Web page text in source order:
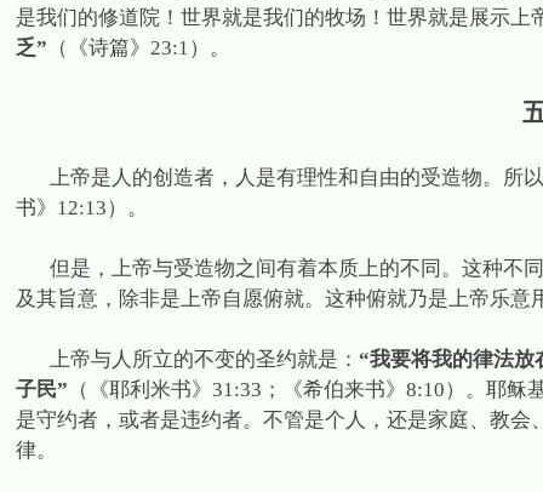
是我们的修道院！世界就是我们的牧场！世界就是展示上
乏” （《诗篇》 23:1）。
上帝是人的创造者，人是有理性和自由的受造物。所
书》 12:13）。
但是，上帝与受造物之间有着本质上的不同。这种不
及其旨意，除非是上帝自愿俯就。这种俯就乃是上帝乐
上帝与人所立的不变的圣约就是： “我要将我的律法放
子民” （《耶利米书》 31:33 ；《希伯来书》 8:10）。耶稣
是守约者，或者是违约者。不管是个人，还是家庭、教
律。